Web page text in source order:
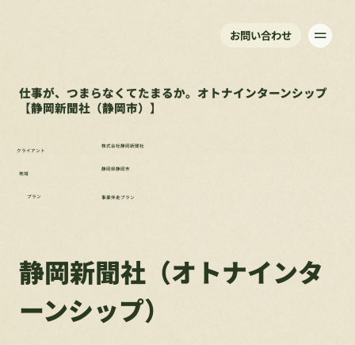
お問い合わせ
仕事が、つまらなくてたまるか。オトナインターンシップ
【静岡新聞社（静岡市）】
クライアント
株式会社静岡新聞社
地域
静岡県静岡市
プラン 事業伴走プラン
静岡新聞社（オトナインタ
ーンシップ）